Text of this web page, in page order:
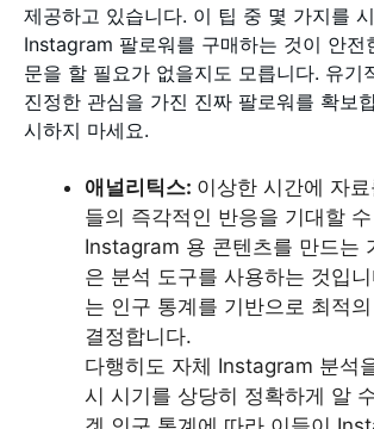
제공하고 있습니다. 이 팁 중 몇 가지를
Instagram 팔로워를 구매하는 것이 안전
문을 할 필요가 없을지도 모릅니다. 유기
진정한 관심을 가진 진짜 팔로워를 확보
시하지 마세요.
애널리틱스: 이상한 시간에 자
들의 즉각적인 반응을 기대할
Instagram 용 콘텐츠를 만드는
은 분석 도구를 사용하는 것입
는 인구 통계를 기반으로 최적
결정합니다.
다행히도 자체 Instagram 분석
시 시기를 상당히 정확하게 알